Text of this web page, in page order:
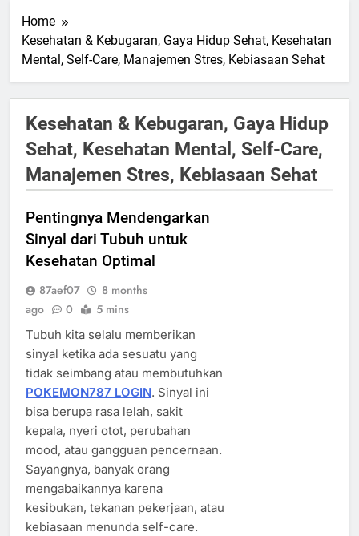
Home
Kesehatan & Kebugaran, Gaya Hidup Sehat, Kesehatan
Mental, Self-Care, Manajemen Stres, Kebiasaan Sehat
Kesehatan & Kebugaran, Gaya Hidup
Sehat, Kesehatan Mental, Self-Care,
Manajemen Stres, Kebiasaan Sehat
Pentingnya Mendengarkan
Sinyal dari Tubuh untuk
Kesehatan Optimal
87aef07
8 months
ago
0 5 mins
Tubuh kita selalu memberikan
sinyal ketika ada sesuatu yang
tidak seimbang atau membutuhkan
POKEMON787 LOGIN. Sinyal ini
bisa berupa rasa lelah, sakit
kepala, nyeri otot, perubahan
mood, atau gangguan pencernaan.
Sayangnya, banyak orang
mengabaikannya karena
kesibukan, tekanan pekerjaan, atau
kebiasaan menunda self-care.